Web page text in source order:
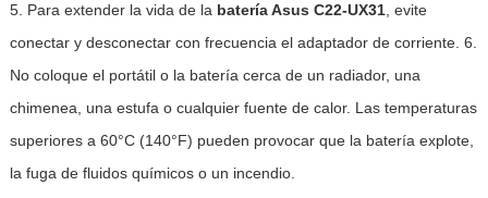
5. Para extender la vida de labatería Asus C22-UX31, evite
conectar y desconectar con frecuencia el adaptador de corriente. 6.
No coloque el portátil o la batería cerca de un radiador, una
chimenea, una estufa o cualquier fuente de calor. Las temperaturas
superiores a 60°C (140°F) pueden provocar que la batería explote,
la fuga de fluidos químicos o un incendio.